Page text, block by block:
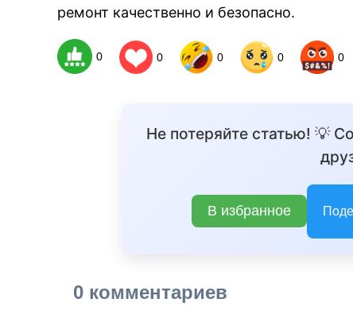
ремонт качественно и безопасно.
0 0 0 0 0
Не потеряйте статью! 💡
В избранное
0 комментариев